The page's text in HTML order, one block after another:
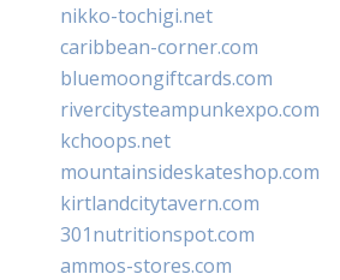
nikko-tochigi.net
caribbean-corner.com
bluemoongiftcards.com
rivercitysteampunkexpo.com
kchoops.net
mountainsideskateshop.com
kirtlandcitytavern.com
301nutritionspot.com
ammos-stores.com